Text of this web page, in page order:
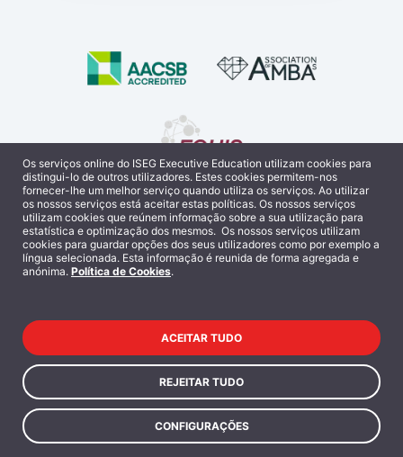
RANKINGS
Os serviços online do ISEG Executive Education utilizam cookies para
distingui-lo de outros utilizadores. Estes cookies permitem-nos
fornecer-lhe um melhor serviço quando utiliza os serviços. Ao utilizar
os nossos serviços está aceitar estas políticas. Os nossos serviços
utilizam cookies que reúnem informação sobre a sua utilização para
estatística e optimização dos mesmos. Os nossos serviços utilizam
cookies para guardar opções dos seus utilizadores como por exemplo a
língua selecionada. Esta informação é reunida de forma agregada e
anónima. Política de Cookies.
CONFIGURAÇÕES
REJEITAR TUDO
ACEITAR TUDO